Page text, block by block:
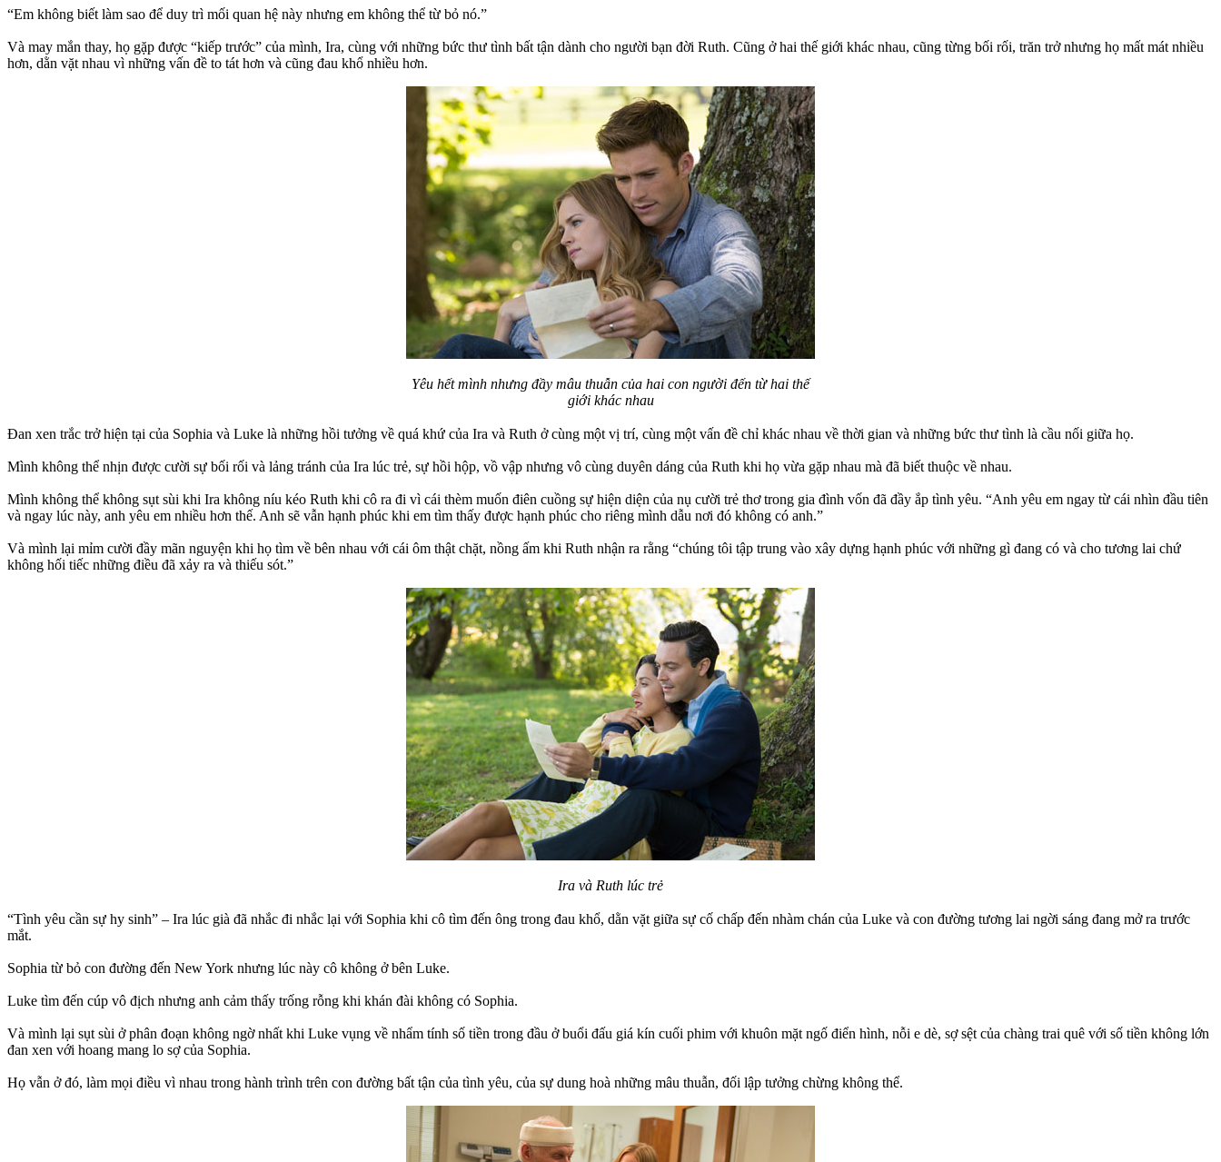
“Em không biết làm sao để duy trì mối quan hệ này nhưng em không thể từ bỏ nó.”
Và may mắn thay, họ gặp được “kiếp trước” của mình, Ira, cùng với những bức thư tình bất tận dành cho người bạn đời Ruth. Cũng ở hai thế giới khác nhau, cũng từng bối rối, trăn trở nhưng họ mất mát nhiều
hơn, dằn vặt nhau vì những vấn đề to tát hơn và cũng đau khổ nhiều hơn.
Yêu hết mình nhưng đầy mâu thuẫn của hai con người đến từ hai thế
giới khác nhau
Đan xen trắc trở hiện tại của Sophia và Luke là những hồi tưởng về quá khứ của Ira và Ruth ở cùng một vị trí, cùng một vấn đề chỉ khác nhau về thời gian và những bức thư tình là cầu nối giữa họ.
Mình không thể nhịn được cười sự bối rối và lảng tránh của Ira lúc trẻ, sự hồi hộp, vồ vập nhưng vô cùng duyên dáng của Ruth khi họ vừa gặp nhau mà đã biết thuộc về nhau.
Mình không thể không sụt sùi khi Ira không níu kéo Ruth khi cô ra đi vì cái thèm muốn điên cuồng sự hiện diện của nụ cười trẻ thơ trong gia đình vốn đã đầy ắp tình yêu. “Anh yêu em ngay từ cái nhìn đầu tiên
và ngay lúc này, anh yêu em nhiều hơn thế. Anh sẽ vẫn hạnh phúc khi em tìm thấy được hạnh phúc cho riêng mình dẫu nơi đó không có anh.”
Và mình lại mỉm cười đầy mãn nguyện khi họ tìm về bên nhau với cái ôm thật chặt, nồng ấm khi Ruth nhận ra rằng “chúng tôi tập trung vào xây dựng hạnh phúc với những gì đang có và cho tương lai chứ
không hối tiếc những điều đã xảy ra và thiếu sót.”
Ira và Ruth lúc trẻ
“Tình yêu cần sự hy sinh” – Ira lúc già đã nhắc đi nhắc lại với Sophia khi cô tìm đến ông trong đau khổ, dằn vặt giữa sự cố chấp đến nhàm chán của Luke và con đường tương lai ngời sáng đang mở ra trước
mắt.
Sophia từ bỏ con đường đến New York nhưng lúc này cô không ở bên Luke.
Luke tìm đến cúp vô địch nhưng anh cảm thấy trống rỗng khi khán đài không có Sophia.
Và mình lại sụt sùi ở phân đoạn không ngờ nhất khi Luke vụng về nhẩm tính số tiền trong đầu ở buổi đấu giá kín cuối phim với khuôn mặt ngố điển hình, nỗi e dè, sợ sệt của chàng trai quê với số tiền không lớn
đan xen với hoang mang lo sợ của Sophia.
Họ vẫn ở đó, làm mọi điều vì nhau trong hành trình trên con đường bất tận của tình yêu, của sự dung hoà những mâu thuẫn, đối lập tưởng chừng không thể.